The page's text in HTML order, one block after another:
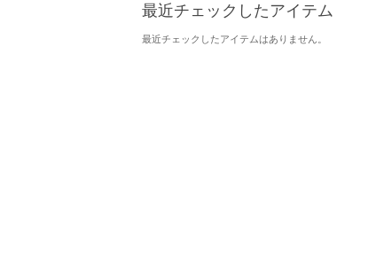
最近チェックしたアイテム
最近チェックしたアイテムはありません。